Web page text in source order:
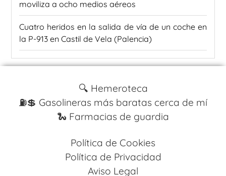
moviliza a ocho medios aéreos
Cuatro heridos en la salida de vía de un coche en
la P-913 en Castil de Vela (Palencia)
🔍 Hemeroteca
⛽️💲 Gasolineras más baratas cerca de mí
🐍 Farmacias de guardia
Política de Cookies
Política de Privacidad
Aviso Legal